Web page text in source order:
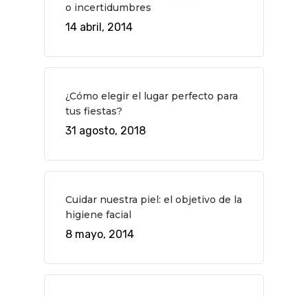
o incertidumbres
14 abril, 2014
¿Cómo elegir el lugar perfecto para
tus fiestas?
31 agosto, 2018
Cuidar nuestra piel: el objetivo de la
higiene facial
8 mayo, 2014
GASTRO